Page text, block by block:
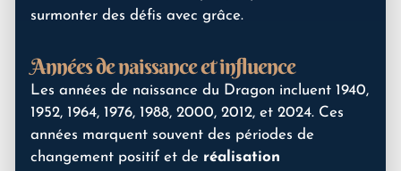
surmonter des défis avec grâce.
Années de naissance et influence
Les années de naissance du Dragon incluent 1940,
1952, 1964, 1976, 1988, 2000, 2012, et 2024. Ces
années marquent souvent des périodes de
changement positif et de réalisation